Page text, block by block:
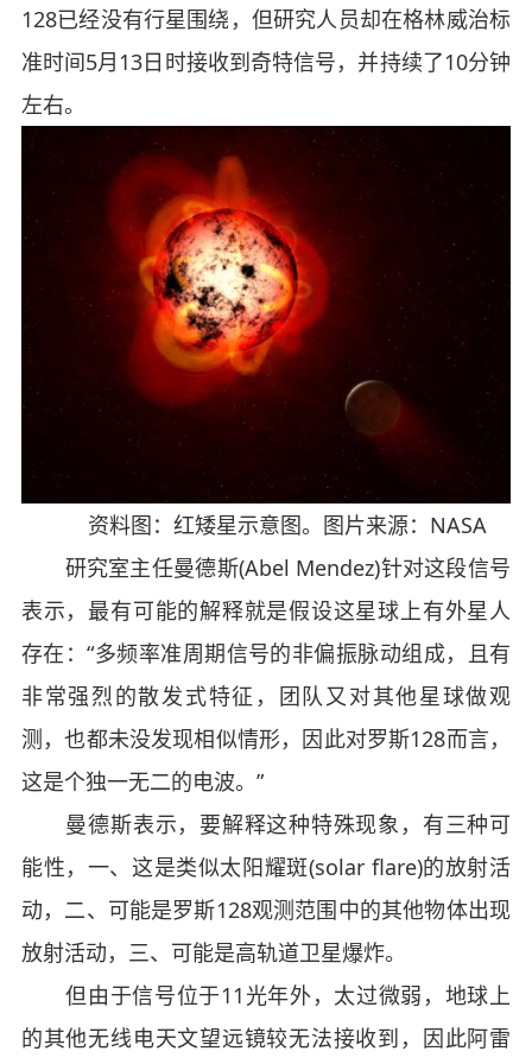
128已经没有行星围绕，但研究人员却在格林威治标
准时间5月13日时接收到奇特信号，并持续了10分钟
左右。
资料图：红矮星示意图。图片来源：NASA
研究室主任曼德斯(Abel Mendez)针对这段信号
表示，最有可能的解释就是假设这星球上有外星人
存在：“多频率准周期信号的非偏振脉动组成，且有
非常强烈的散发式特征，团队又对其他星球做观
测，也都未没发现相似情形，因此对罗斯128而言，
这是个独一无二的电波。”
曼德斯表示，要解释这种特殊现象，有三种可
能性，一、这是类似太阳耀斑(solar flare)的放射活
动，二、可能是罗斯128观测范围中的其他物体出现
放射活动，三、可能是高轨道卫星爆炸。
但由于信号位于11光年外，太过微弱，地球上
的其他无线电天文望远镜较无法接收到，因此阿雷